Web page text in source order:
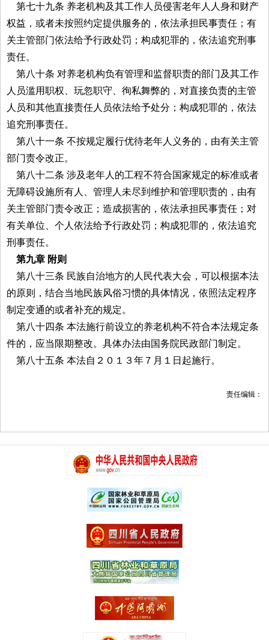
第七十九条 养老机构及其工作人员侵害老年人人身和财产
权益，或者未按照约定提供服务的，依法承担民事责任；有
关主管部门依法给予行政处罚；构成犯罪的，依法追究刑事
责任。
第八十条 对养老机构负有管理和监督职责的部门及其工作
人员滥用职权、玩忽职守、徇私舞弊的，对直接负责的主管
人员和其他直接责任人员依法给予处分；构成犯罪的，依法
追究刑事责任。
第八十一条 不按规定履行优待老年人义务的，由有关主管
部门责令改正。
第八十二条 涉及老年人的工程不符合国家规定的标准或者
无障碍设施所有人、管理人未尽到维护和管理职责的，由有
关主管部门责令改正；造成损害的，依法承担民事责任；对
有关单位、个人依法给予行政处罚；构成犯罪的，依法追究
刑事责任。
第九章 附则
第八十三条 民族自治地方的人民代表大会，可以根据本法
的原则，结合当地民族风俗习惯的具体情况，依照法定程序
制定变通的或者补充的规定。
第八十四条 本法施行前设立的养老机构不符合本法规定条
件的，应当限期整改。具体办法由国务院民政部门制定。
第八十五条 本法自２０１３年７月１日起施行。
责任编辑：